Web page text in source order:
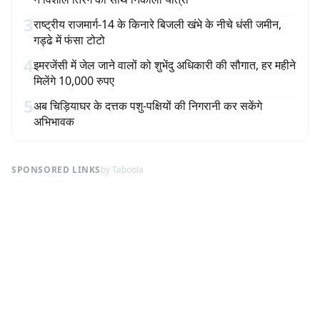
3राष्ट्रीय राजमार्ग-14 के किनारे बिजली खंभे के नीचे धंसी जमीन,
गड्ढे में फंसा टोटो
4इमरजेंसी में जेल जाने वालों को शुभेंदु अधिकारी की सौगात, हर महीने
मिलेंगे 10,000 रुपए
5अब चिड़ियाघर के दत्तक पशु-पक्षियों की निगरानी कर सकेंगे
अभिभावक
SPONSORED LINKSby Taboola